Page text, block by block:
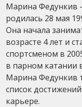
Марина Федункив
родилась 28 мая
Она начала
возрасте 4 лет и
спортсменом в
в парном катании
Марина Федункив
список
карьере.